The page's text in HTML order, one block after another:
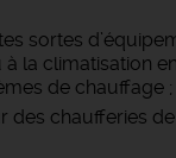
sortes
la climatisation
de chauffage ;
des chaufferies